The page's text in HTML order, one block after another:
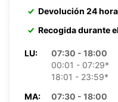
Devolución 24
Recogida durante
LU:
07:30 - 18:00
00:01 - 07:29*
18:01 - 23:59*
MA:
07:30 - 18:00